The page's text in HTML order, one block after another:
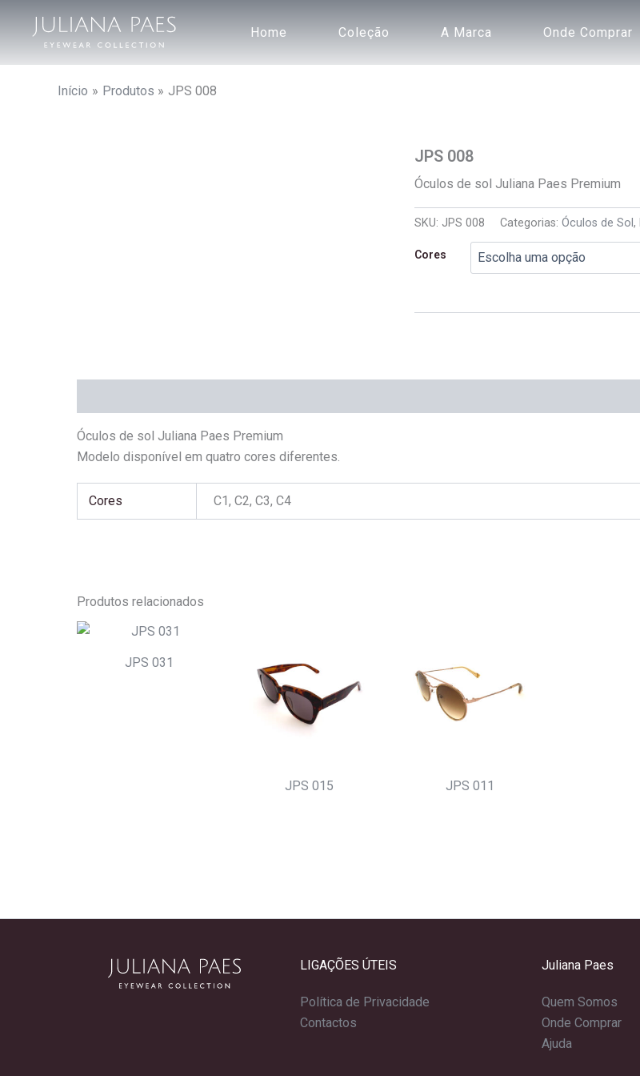
Home Coleção A Marca Onde Comprar
Início Produtos JPS 008
JPS 008
Óculos de sol Juliana Paes Premium
SKU: JPS 008 Categorias:Óculos de Sol,
Cores
Óculos de sol Juliana Paes Premium
Modelo disponível em quatro cores diferentes.
Cores C1, C2, C3, C4
Produtos relacionados
JPS 031
JPS 015 JPS 011
LIGAÇÕES ÚTEIS
Política de Privacidade
Contactos
Juliana Paes
Quem Somos
Onde Comprar
Ajuda